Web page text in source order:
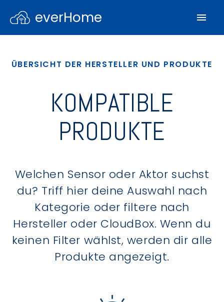
everHome
ÜBERSICHT DER HERSTELLER UND PRODUKTE
KOMPATIBLE
PRODUKTE
Welchen Sensor oder Aktor suchst
du? Triff hier deine Auswahl nach
Kategorie oder filtere nach
Hersteller oder CloudBox. Wenn du
keinen Filter wählst, werden dir alle
Produkte angezeigt.